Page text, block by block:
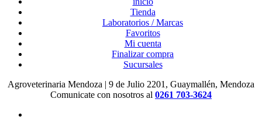
Tienda
Laboratorios / Marcas
Favoritos
Mi cuenta
Finalizar compra
Sucursales
Agroveterinaria Mendoza | 9 de Julio 2201, Guaymallén, Mendoza
Comunicate con nosotros al 0261 703-3624